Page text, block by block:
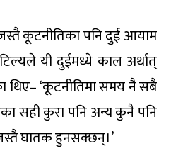
जस्तै कूटनीतिका पनि दुई आयाम
यी दुईमध्ये काल अर्थात्
थिए– ‘कूटनीतिमा समय नै सबै
सही कुरा पनि अन्य कुनै पनि
घातक हुनसक्छन्।’